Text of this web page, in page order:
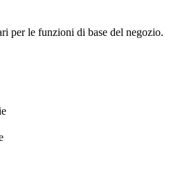
per le funzioni di base del negozio.